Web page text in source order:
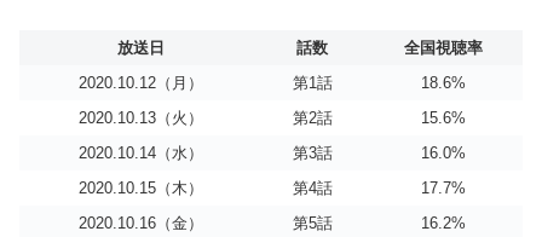
放送日 話数
全国視聴率
2020.10.12（月）
第1話
18.6%
2020.10.13（火）
第2話
15.6%
2020.10.14（水）
第3話
16.0%
2020.10.15（木）
第4話
17.7%
2020.10.16（金）
第5話
16.2%